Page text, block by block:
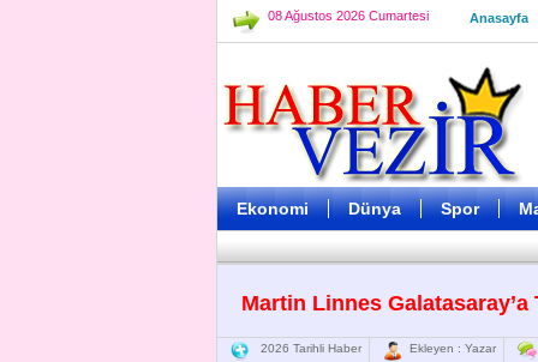
08 Ağustos 2026 Cumartesi Anasayfa
Ekonomi Dünya Spor
Martin Linnes
2026 Tarihli Haber Ekleyen : Yazar